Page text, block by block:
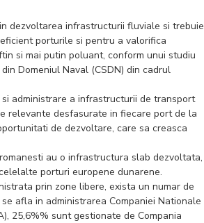
dezvoltarea infrastructurii fluviale si trebuie
porturile si pentru a valorifica
si mai putin poluant, conform unui studiu
Domeniul Naval (CSDN) din cadrul
administrare a infrastructurii de transport
relevante desfasurate in fiecare port de la
de dezvoltare, care sa creasca
au o infrastructura slab dezvoltata,
porturi europene dunarene.
prin zone libere, exista un numar de
afla in administrarea Companiei Nationale
25,6%% sunt gestionate de Compania